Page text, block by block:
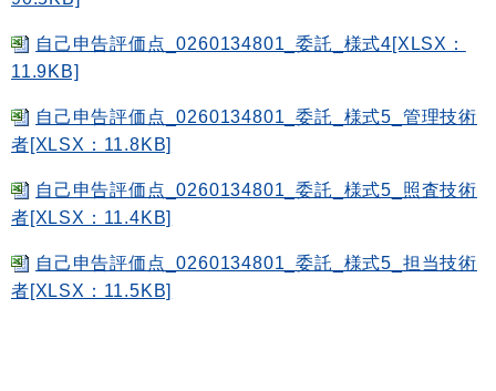
自己申告評価点_0260134801_委託_様式4[XLSX：
11.9KB]
自己申告評価点_0260134801_委託_様式5_管理技術
者[XLSX：11.8KB]
自己申告評価点_0260134801_委託_様式5_照査技術
者[XLSX：11.4KB]
自己申告評価点_0260134801_委託_様式5_担当技術
者[XLSX：11.5KB]